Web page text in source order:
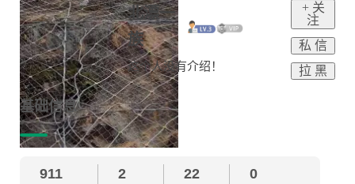
北漂一
族
这个人没有介绍！
+ 关
注
私 信
拉 黑
基础信息
911 2 22 0